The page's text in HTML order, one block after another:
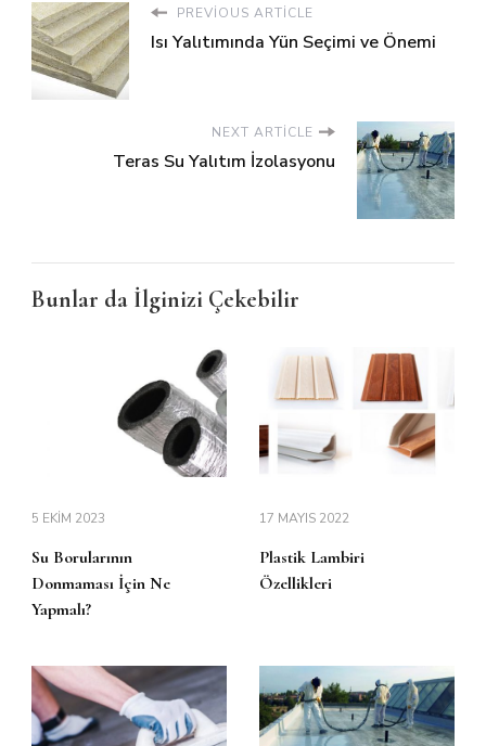
PREVIOUS ARTICLE
Isı Yalıtımında Yün Seçimi ve Önemi
NEXT ARTICLE
Teras Su Yalıtım İzolasyonu
Bunlar da İlginizi Çekebilir
5 EKIM 2023
Su Borularının
Donmaması İçin Ne
Yapmalı?
17 MAYIS 2022
Plastik Lambiri
Özellikleri